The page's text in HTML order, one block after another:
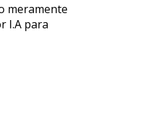
meramente
I.A para